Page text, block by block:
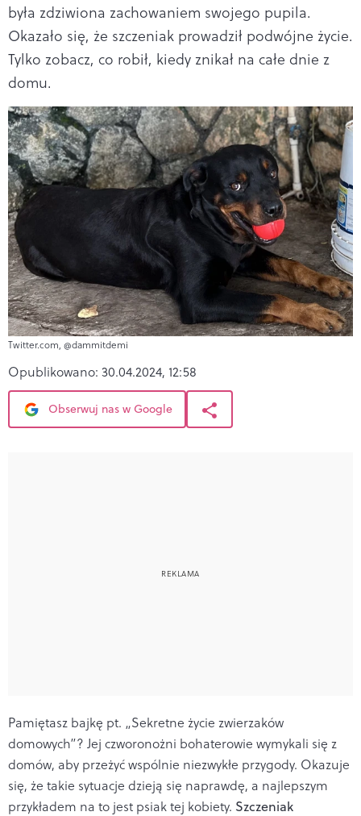
była zdziwiona zachowaniem swojego pupila.
Okazało się, że szczeniak prowadził podwójne życie.
Tylko zobacz, co robił, kiedy znikał na całe dnie z
domu.
Twitter.com, @dammitdemi
Opublikowano: 30.04.2024, 12:58
Obserwuj nas w Google
Pamiętasz bajkę pt. „Sekretne życie zwierzaków
domowych”? Jej czworonożni bohaterowie wymykali się z
domów, aby przeżyć wspólnie niezwykłe przygody. Okazuje
się, że takie sytuacje dzieją się naprawdę, a najlepszym
przykładem na to jest psiak tej kobiety. Szczeniak